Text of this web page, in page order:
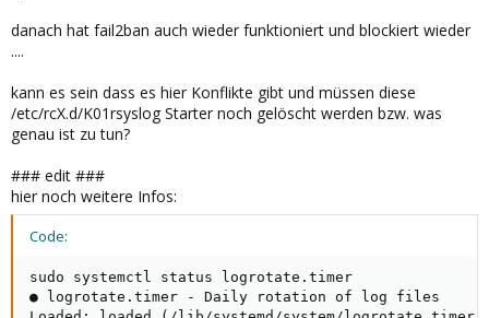
danach hat fail2ban auch wieder funktioniert und blockiert wieder
....
kann es sein dass es hier Konflikte gibt und müssen diese
/etc/rcX.d/K01rsyslog Starter noch gelöscht werden bzw. was
genau ist zu tun?
### edit ###
hier noch weitere Infos:
Code:
sudo systemctl status logrotate.timer
● logrotate.timer - Daily rotation of log files